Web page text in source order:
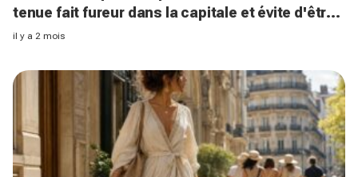
tenue fait fureur dans la capitale et évite d'être
tassée
il y a 2 mois